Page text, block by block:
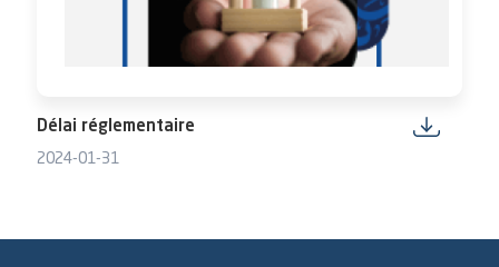
Délai réglementaire
2024-01-31